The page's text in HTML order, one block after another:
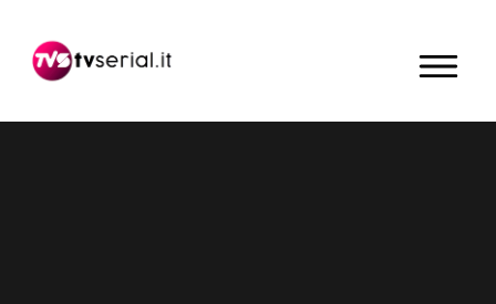
navigazione
contenuto
barra
primaria
MENU